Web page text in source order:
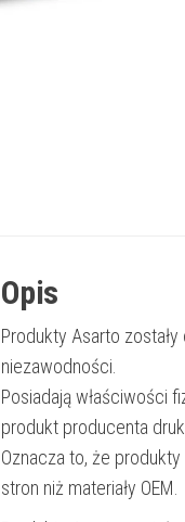
Opis
Produkty Asarto
niezawodności.
Posiadają właściwości
produkt producenta
Oznacza to, że
stron niż materiały OEM.